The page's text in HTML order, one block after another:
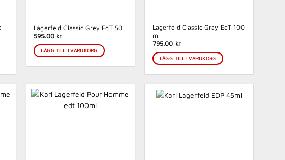
Lagerfeld Classic Grey EdT 50
595.00 kr
LÄGG TILL I VARUKORG
Lagerfeld Classic Grey EdT 100
ml
795.00 kr
LÄGG TILL I VARUKORG